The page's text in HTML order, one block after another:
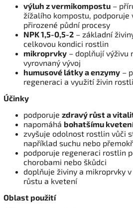
výluh z vermikompostu –
žížalího kompostu,
přirozené půdní procesy
NPK 1,5-0,5-2 – základní
celkovou kondici rostlin
mikroprvky – doplňují výživu
vyrovnaný vývoj
humusové látky a enzymy –
regeneraci a využití živin
Účinky
podporuje zdravý růst a
napomáhá bohatšímu
zvyšuje odolnost rostlin vůči
například suchu nebo
podporuje regeneraci rostlin
chorobami nebo škůdci
doplňuje živiny a mikroprvky
růstu a kvetení
Oblast použití